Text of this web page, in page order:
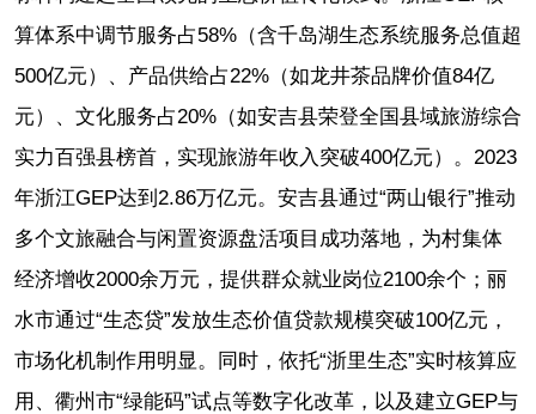
算体系中调节服务占58%（含千岛湖生态系统服务总值超
500亿元）、产品供给占22%（如龙井茶品牌价值84亿
元）、文化服务占20%（如安吉县荣登全国县域旅游综合
实力百强县榜首，实现旅游年收入突破400亿元）。2023
年浙江GEP达到2.86万亿元。安吉县通过“两山银行”推动
多个文旅融合与闲置资源盘活项目成功落地，为村集体
经济增收2000余万元，提供群众就业岗位2100余个；丽
水市通过“生态贷”发放生态价值贷款规模突破100亿元，
市场化机制作用明显。同时，依托“浙里生态”实时核算应
用、衢州市“绿能码”试点等数字化改革，以及建立GEP与